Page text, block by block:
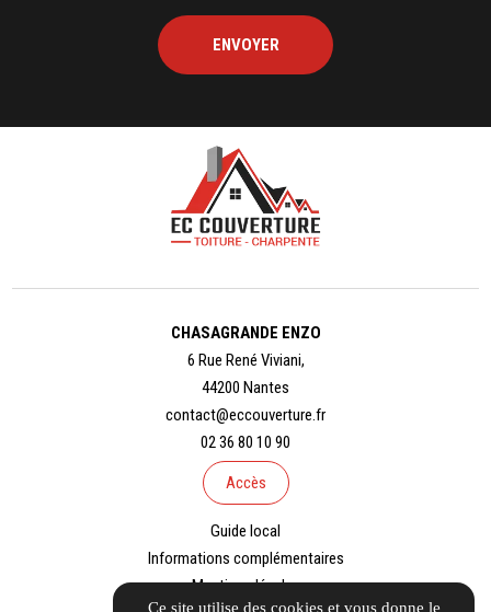
CHASAGRANDE ENZO
6 Rue René Viviani,
44200 Nantes
contact@eccouverture.fr
02 36 80 10 90
Accès
Guide local
Informations complémentaires
Mentions légales
Ce site utilise des cookies et vous donne le